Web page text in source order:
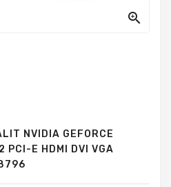

NVIDIA GEFORCE
PCI-E HDMI DVI VGA